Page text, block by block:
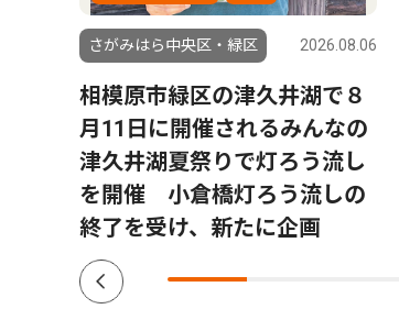
さがみはら中央区・緑区 2026.08.06
相模原市緑区の津久井湖で８
月11日に開催されるみんなの
津久井湖夏祭りで灯ろう流し
を開催 小倉橋灯ろう流しの
終了を受け、新たに企画